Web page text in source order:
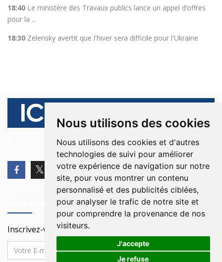
Nous utilisons des cookies
Nous utilisons des cookies et d'autres
technologies de suivi pour améliorer
votre expérience de navigation sur notre
site, pour vous montrer un contenu
personnalisé et des publicités ciblées,
pour analyser le trafic de notre site et
pour comprendre la provenance de nos
visiteurs.
J'accepte
Je refuse
18:40 Le ministère des Travaux publics lance un appel d’offres
pour la ...
18:30 Zelensky avertit que l'hiver sera difficile pour l'Ukraine
© 2026 Ici Beyrouth. Tous les droits sont réservés.
Inscrivez-vous à notre Newsletter